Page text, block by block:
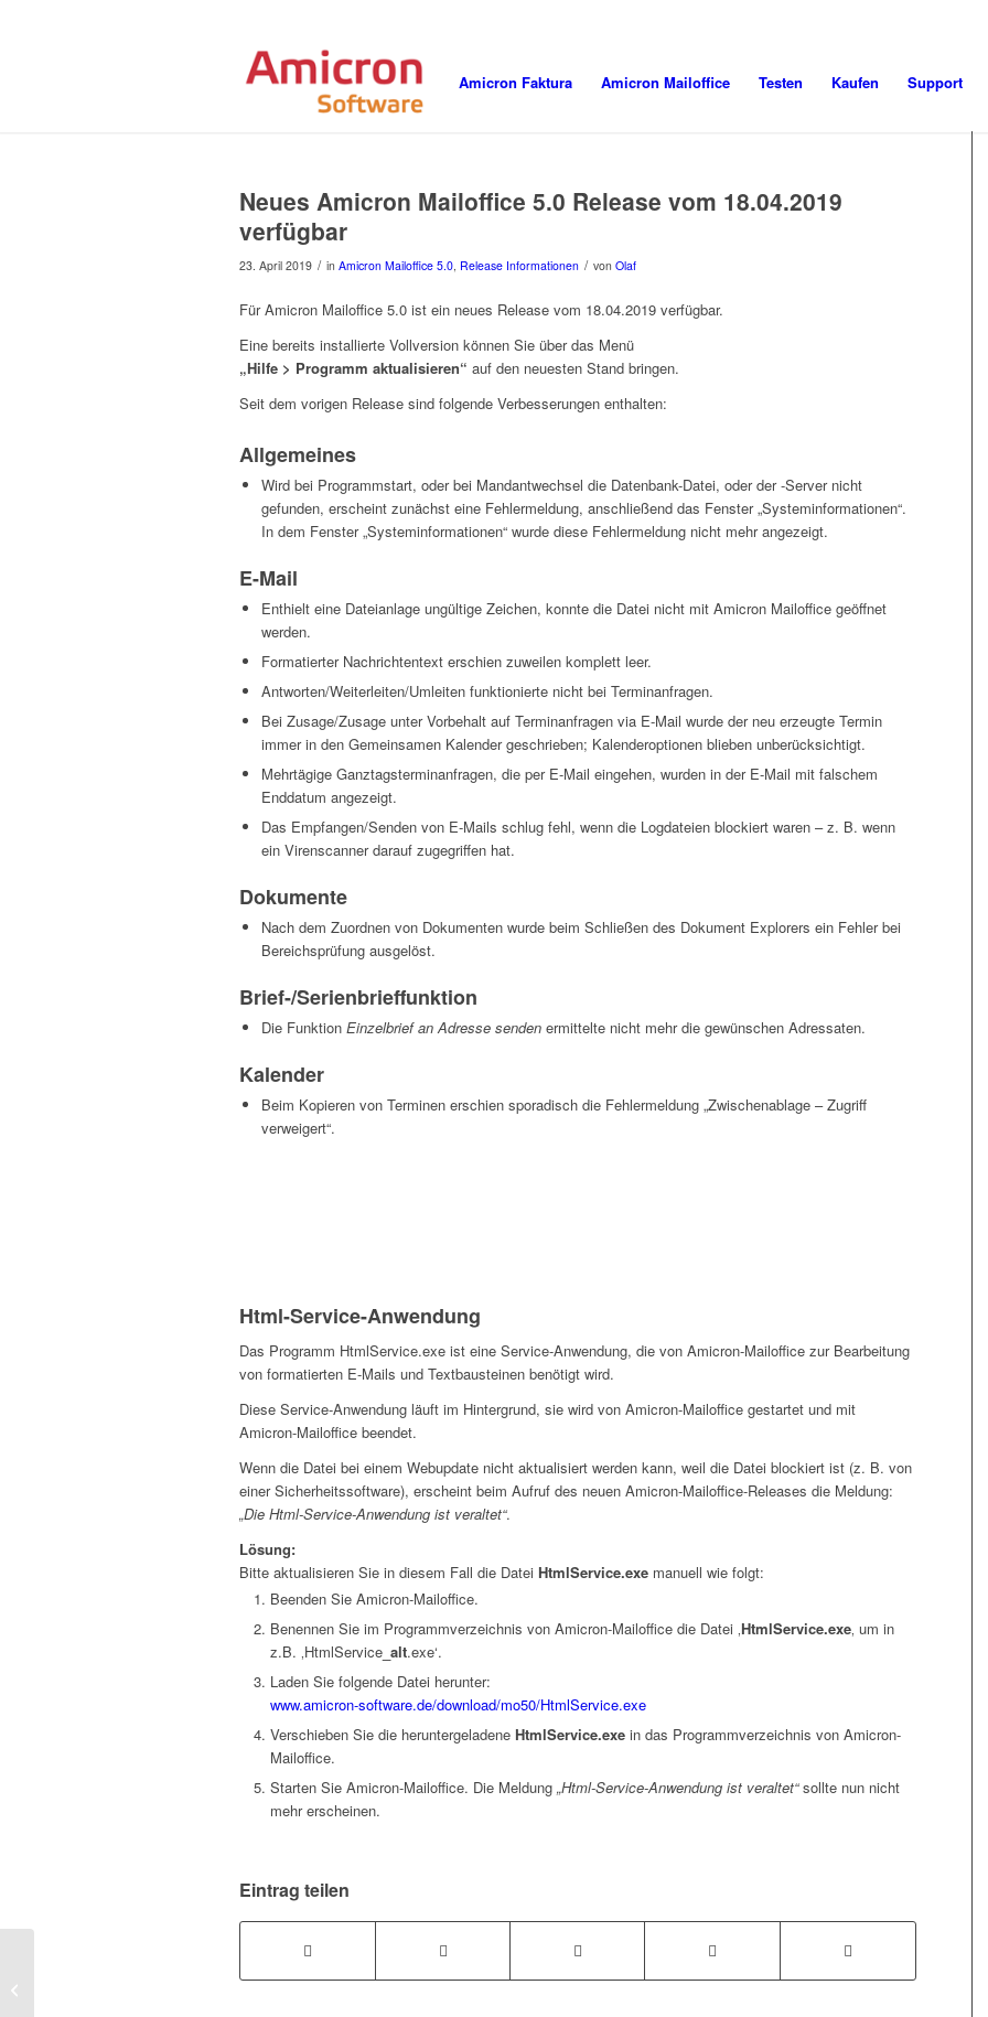
Amicron Faktura Amicron Mailoffice Testen Kaufen Support
Neues Amicron Mailoffice 5.0 Release vom 18.04.2019
verfügbar
23. April 2019 / in Amicron Mailoffice 5.0, Release Informationen / von Olaf
Für Amicron Mailoffice 5.0 ist ein neues Release vom 18.04.2019 verfügbar.
Eine bereits installierte Vollversion können Sie über das Menü
„Hilfe > Programm aktualisieren“ auf den neuesten Stand bringen.
Seit dem vorigen Release sind folgende Verbesserungen enthalten:
Allgemeines
Wird bei Programmstart, oder bei Mandantwechsel die Datenbank-Datei, oder der -Server nicht
gefunden, erscheint zunächst eine Fehlermeldung, anschließend das Fenster „Systeminformationen“.
In dem Fenster „Systeminformationen“ wurde diese Fehlermeldung nicht mehr angezeigt.
E-Mail
Enthielt eine Dateianlage ungültige Zeichen, konnte die Datei nicht mit Amicron Mailoffice geöffnet
werden.
Formatierter Nachrichtentext erschien zuweilen komplett leer.
Antworten/Weiterleiten/Umleiten funktionierte nicht bei Terminanfragen.
Bei Zusage/Zusage unter Vorbehalt auf Terminanfragen via E-Mail wurde der neu erzeugte Termin
immer in den Gemeinsamen Kalender geschrieben; Kalenderoptionen blieben unberücksichtigt.
Mehrtägige Ganztagsterminanfragen, die per E-Mail eingehen, wurden in der E-Mail mit falschem
Enddatum angezeigt.
Das Empfangen/Senden von E-Mails schlug fehl, wenn die Logdateien blockiert waren – z. B. wenn
ein Virenscanner darauf zugegriffen hat.
Dokumente
Nach dem Zuordnen von Dokumenten wurde beim Schließen des Dokument Explorers ein Fehler bei
Bereichsprüfung ausgelöst.
Brief-/Serienbrieffunktion
Die Funktion Einzelbrief an Adresse senden ermittelte nicht mehr die gewünschen Adressaten.
Kalender
Beim Kopieren von Terminen erschien sporadisch die Fehlermeldung „Zwischenablage – Zugriff
verweigert“.
Html-Service-Anwendung
Das Programm HtmlService.exe ist eine Service-Anwendung, die von Amicron-Mailoffice zur Bearbeitung
von formatierten E-Mails und Textbausteinen benötigt wird.
Diese Service-Anwendung läuft im Hintergrund, sie wird von Amicron-Mailoffice gestartet und mit
Amicron-Mailoffice beendet.
Wenn die Datei bei einem Webupdate nicht aktualisiert werden kann, weil die Datei blockiert ist (z. B. von
einer Sicherheitssoftware), erscheint beim Aufruf des neuen Amicron-Mailoffice-Releases die Meldung:
„Die Html-Service-Anwendung ist veraltet“.
Lösung:
Bitte aktualisieren Sie in diesem Fall die Datei HtmlService.exe manuell wie folgt:
Beenden Sie Amicron-Mailoffice.
Benennen Sie im Programmverzeichnis von Amicron-Mailoffice die Datei ‚HtmlService.exe‚ um in
z.B. ‚HtmlService _alt.exe‘.
Laden Sie folgende Datei herunter:
www.amicron-software.de/download/mo50/HtmlService.exe
Verschieben Sie die heruntergeladene HtmlService.exe in das Programmverzeichnis von Amicron-
Mailoffice.
Starten Sie Amicron-Mailoffice. Die Meldung „Html-Service-Anwendung ist veraltet“sollte nun nicht
mehr erscheinen.
Eintrag teilen
Neues Amicron-Faktura 13 Release